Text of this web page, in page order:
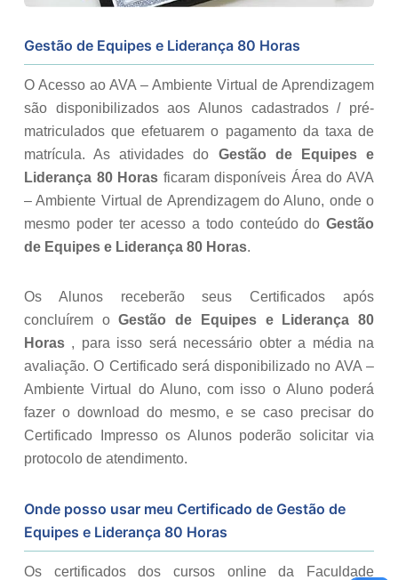
Gestão de Equipes e Liderança 80 Horas
O Acesso ao AVA – Ambiente Virtual de Aprendizagem
são disponibilizados aos Alunos cadastrados / pré-
matriculados que efetuarem o pagamento da taxa de
matrícula. As atividades do Gestão de Equipes e
Liderança 80 Horas ficaram disponíveis Área do AVA
– Ambiente Virtual de Aprendizagem do Aluno, onde o
mesmo poder ter acesso a todo conteúdo do Gestão
de Equipes e Liderança 80 Horas.
Os Alunos receberão seus Certificados após
concluírem oGestão de Equipes e Liderança 80
Horas , para isso será necessário obter a média na
avaliação. O Certificado será disponibilizado no AVA –
Ambiente Virtual do Aluno, com isso o Aluno poderá
fazer o download do mesmo, e se caso precisar do
Certificado Impresso os Alunos poderão solicitar via
protocolo de atendimento.
Onde posso usar meu Certificado de Gestão de
Equipes e Liderança 80 Horas
Os certificados dos cursos online da Faculdade